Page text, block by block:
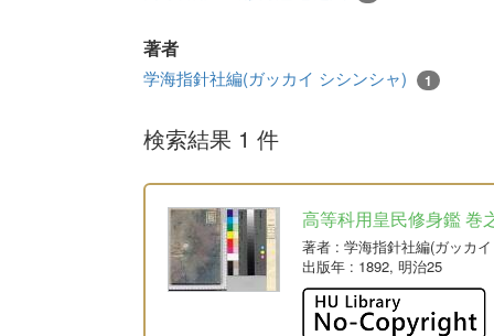
著者
学海指針社編(ガッカイ シシンシャ) 1
検索結果 1 件
高等科用皇民修身鑑 巻
著者 : 学海指針社編(ガッカ
出版年 : 1892, 明治25